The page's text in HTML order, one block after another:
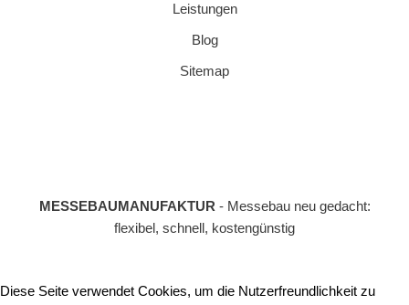
Leistungen
Blog
Sitemap
MESSEBAUMANUFAKTUR- Messebau neu gedacht:
flexibel, schnell, kostengünstig
Diese Seite verwendet Cookies, um die Nutzerfreundlichkeit zu